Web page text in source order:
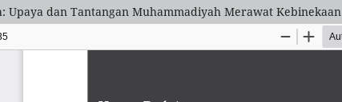
Upaya dan Tantangan Muhammadiyah Merawat Kebinekaan